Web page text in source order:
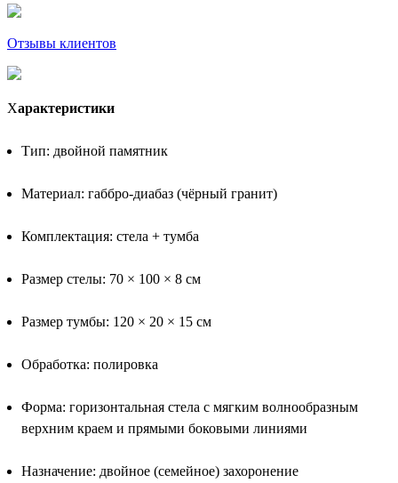
Отзывы клиентов
Характеристики
Тип: двойной памятник
Материал: габбро-диабаз (чёрный гранит)
Комплектация: стела + тумба
Размер стелы: 70 × 100 × 8 см
Размер тумбы: 120 × 20 × 15 см
Обработка: полировка
Форма: горизонтальная стела с мягким волнообразным
верхним краем и прямыми боковыми линиями
Назначение: двойное (семейное) захоронение